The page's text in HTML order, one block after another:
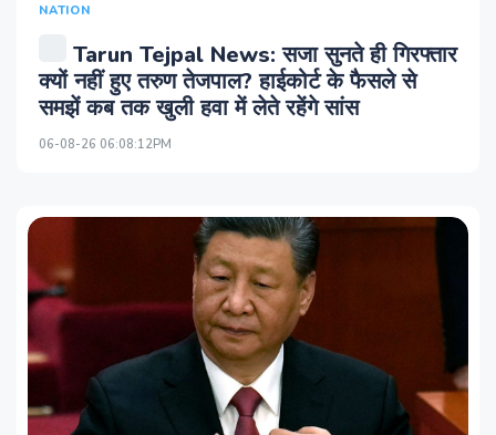
NATION
Tarun Tejpal News: सजा सुनते ही गिरफ्तार
क्यों नहीं हुए तरुण तेजपाल? हाईकोर्ट के फैसले से
समझें कब तक खुली हवा में लेते रहेंगे सांस
06-08-26 06:08:12PM